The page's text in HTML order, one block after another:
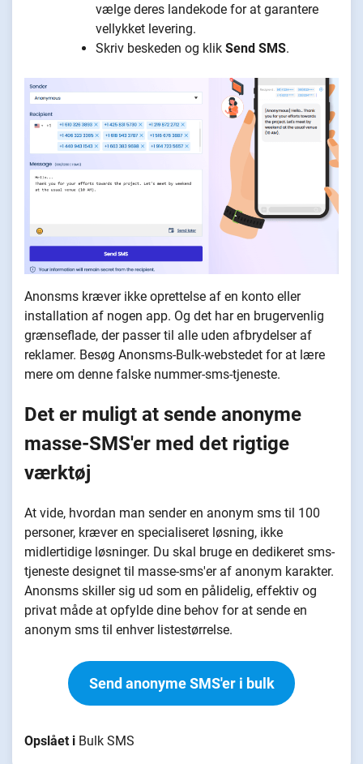
vælge deres landekode for at garantere
vellykket levering.
Skriv beskeden og klik Send SMS.
Anonsms kræver ikke oprettelse af en konto eller
installation af nogen app. Og det har en brugervenlig
grænseflade, der passer til alle uden afbrydelser af
reklamer. Besøg Anonsms-Bulk-webstedet for at lære
mere om denne falske nummer-sms-tjeneste.
Det er muligt at sende anonyme
masse-SMS'er med det rigtige
værktøj
At vide, hvordan man sender en anonym sms til 100
personer, kræver en specialiseret løsning, ikke
midlertidige løsninger. Du skal bruge en dedikeret sms-
tjeneste designet til masse-sms'er af anonym karakter.
Anonsms skiller sig ud som en pålidelig, effektiv og
privat måde at opfylde dine behov for at sende en
anonym sms til enhver listestørrelse.
Send anonyme SMS'er i bulk
Opslået i Bulk SMS